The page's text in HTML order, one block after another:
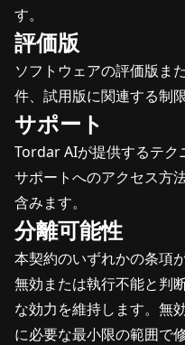
す。
評価版
ソフトウェアの評価版ま
件、試用版に関連する制
サポート
Tordar AIが提供するテク
サポートへのアクセス方
含みます。
分離可能性
本契約のいずれかの条項
無効または執行不能と判
な効力を維持します。無
に必要な最小限の範囲で